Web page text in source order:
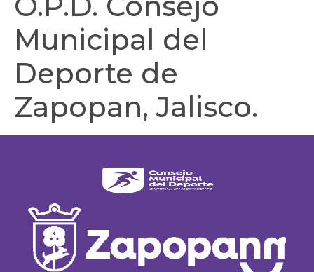
Municipal del
Deporte de
Zapopan, Jalisco.